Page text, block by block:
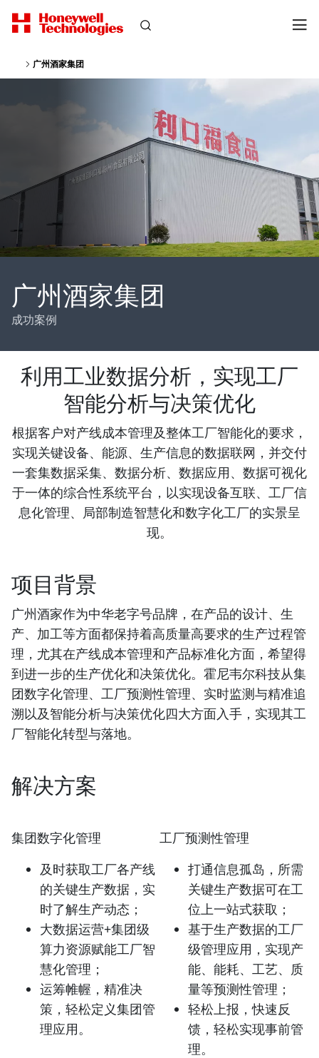
广州酒家集团
广州酒家集团
成功案例
利用工业数据分析，实现工厂
智能分析与决策优化
根据客户对产线成本管理及整体工厂智能化的要求，
实现关键设备、能源、生产信息的数据联网，并交付
一套集数据采集、数据分析、数据应用、数据可视化
于一体的综合性系统平台，以实现设备互联、工厂信
息化管理、局部制造智慧化和数字化工厂的实景呈
现。
项目背景
广州酒家作为中华老字号品牌，在产品的设计、生
产、加工等方面都保持着高质量高要求的生产过程管
理，尤其在产线成本管理和产品标准化方面，希望得
到进一步的生产优化和决策优化。霍尼韦尔科技从集
团数字化管理、工厂预测性管理、实时监测与精准追
溯以及智能分析与决策优化四大方面入手，实现其工
厂智能化转型与落地。
解决方案
集团数字化管理
及时获取工厂各产线
的关键生产数据，实
时了解生产动态；
大数据运营+集团级
算力资源赋能工厂智
慧化管理；
运筹帷幄，精准决
策，轻松定义集团管
理应用。
工厂预测性管理
打通信息孤岛，所需
关键生产数据可在工
位上一站式获取；
基于生产数据的工厂
级管理应用，实现产
能、能耗、工艺、质
量等预测性管理；
轻松上报，快速反
馈，轻松实现事前管
理。